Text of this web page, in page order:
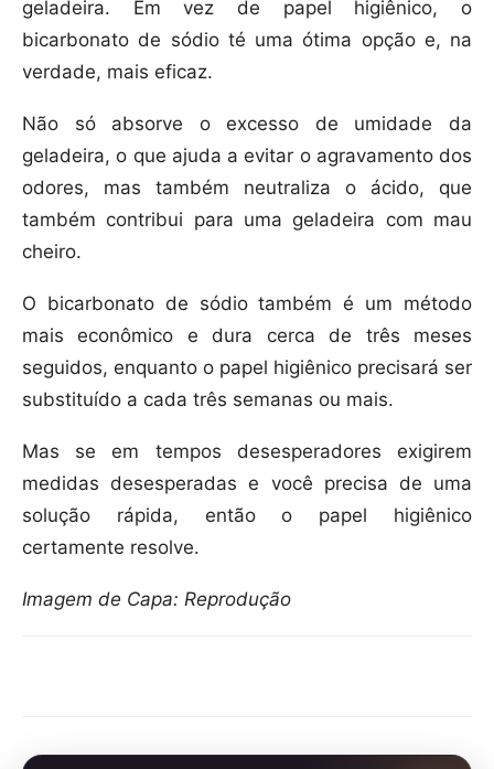
geladeira. Em vez de papel higiênico, o
bicarbonato de sódio té uma ótima opção e, na
verdade, mais eficaz.
Não só absorve o excesso de umidade da
geladeira, o que ajuda a evitar o agravamento dos
odores, mas também neutraliza o ácido, que
também contribui para uma geladeira com mau
cheiro.
O bicarbonato de sódio também é um método
mais econômico e dura cerca de três meses
seguidos, enquanto o papel higiênico precisará ser
substituído a cada três semanas ou mais.
Mas se em tempos desesperadores exigirem
medidas desesperadas e você precisa de uma
solução rápida, então o papel higiênico
certamente resolve.
Imagem de Capa: Reprodução